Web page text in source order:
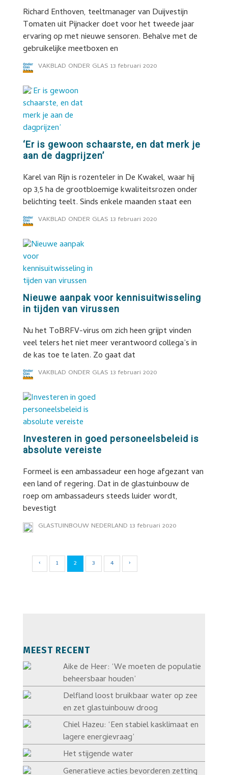
Richard Enthoven, teeltmanager van Duijvestijn
Tomaten uit Pijnacker doet voor het tweede jaar
ervaring op met nieuwe sensoren. Behalve met de
gebruikelijke meetboxen en
VAKBLAD ONDER GLAS 13 februari 2020
‘Er is gewoon schaarste, en dat merk je
aan de dagprijzen’
Karel van Rijn is rozenteler in De Kwakel, waar hij
op 3,5 ha de grootbloemige kwaliteitsrozen onder
belichting teelt. Sinds enkele maanden staat een
VAKBLAD ONDER GLAS 13 februari 2020
Nieuwe aanpak voor kennisuitwisseling
in tijden van virussen
Nu het ToBRFV-virus om zich heen grijpt vinden
veel telers het niet meer verantwoord collega’s in
de kas toe te laten. Zo gaat dat
VAKBLAD ONDER GLAS 13 februari 2020
Investeren in goed personeelsbeleid is
absolute vereiste
Formeel is een ambassadeur een hoge afgezant van
een land of regering. Dat in de glastuinbouw de
roep om ambassadeurs steeds luider wordt,
bevestigt
GLASTUINBOUW NEDERLAND 13 februari 2020
‹ 1 2 3 4 ›
MEEST RECENT
Aike de Heer: ‘We moeten de populatie
beheersbaar houden’
Delfland loost bruikbaar water op zee
en zet glastuinbouw droog
Chiel Hazeu: ‘Een stabiel kasklimaat en
lagere energievraag’
Het stijgende water
Generatieve acties bevorderen zetting